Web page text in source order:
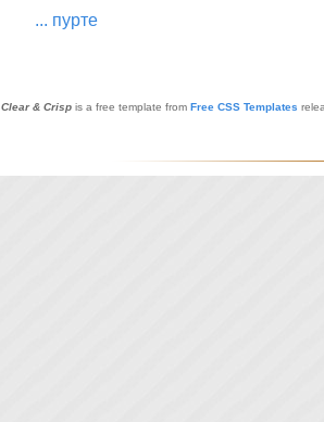
... пурте
Clear & Crisp is a free template from Free CSS Templates